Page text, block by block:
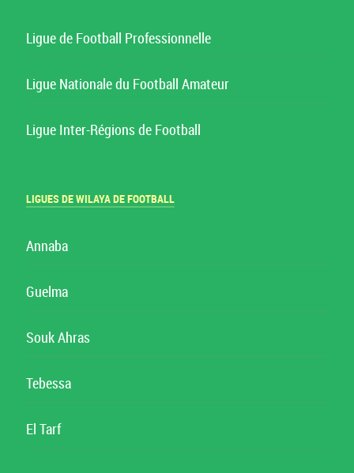
Ligue de Football Professionnelle
Ligue Nationale du Football Amateur
Ligue Inter-Régions de Football
LIGUES DE WILAYA DE FOOTBALL
Annaba
Guelma
Souk Ahras
Tebessa
El Tarf